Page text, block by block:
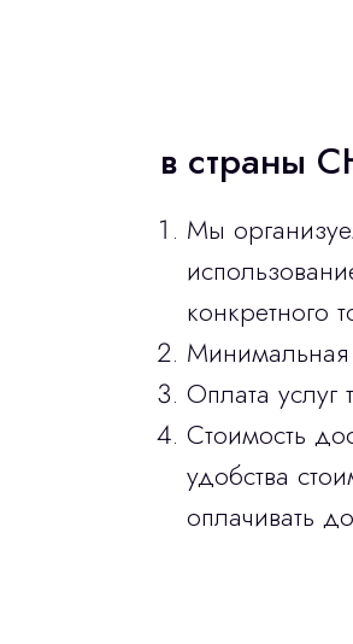
в страны
Мы
конкретного
Оплата услуг
Стоимость
удобства
оплачивать